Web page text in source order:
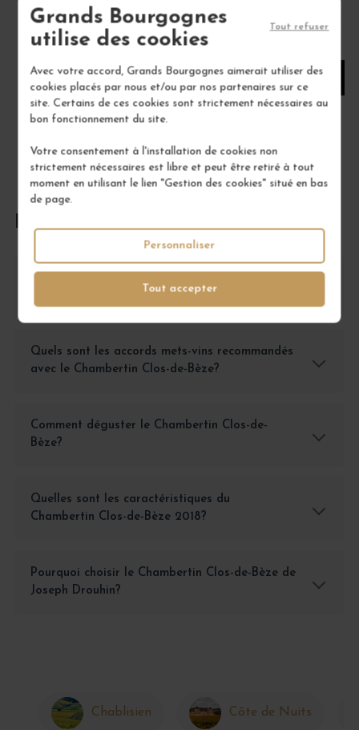
Grands Bourgognes
utilise des cookies
Avec votre accord, Grands Bourgognes aimerait utiliser des
cookies placés par nous et/ou par nos partenaires sur ce
site. Certains de ces cookies sont strictement nécessaires au
bon fonctionnement du site.
Votre consentement à l'installation de cookies non
strictement nécessaires est libre et peut être retiré à tout
moment en utilisant le lien "Gestion des cookies" situé en bas
de page.
Tout accepter
Tout refuser
Personnaliser
1
AJOUTER AU PANIER
FOIRE AUX QUESTIONS
Comment conserver le Chambertin Clos-de-
Quels sont les accords mets-vins recommandés
avec le Chambertin Clos-de-Bèze?
Comment déguster le Chambertin Clos-de-
Bèze?
Quelles sont les caractéristiques du
Chambertin Clos-de-Bèze 2018?
Pourquoi choisir le Chambertin Clos-de-Bèze de
Joseph Drouhin?
Chablisien Côte de Nuits